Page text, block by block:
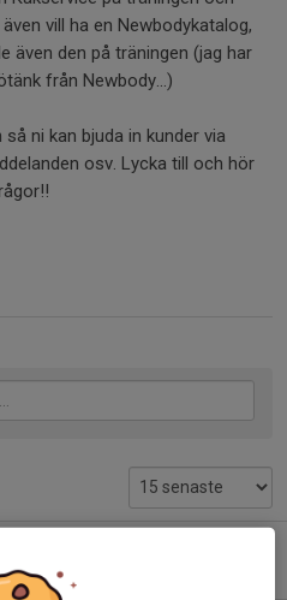
vill ha en Newbodykatalog,
även den på träningen (jag har
från Newbody...)
ni kan bjuda in kunder via
osv. Lycka till och hör